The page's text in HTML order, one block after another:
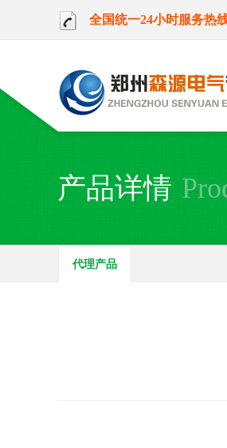
全国统一24小时服务热
产品详情
代理产品